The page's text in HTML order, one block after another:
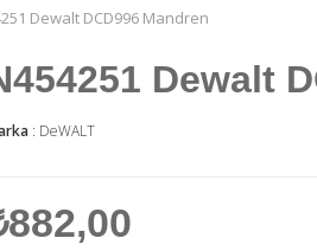
Dewalt DCD996 Mandren
Dewalt
: DeWALT